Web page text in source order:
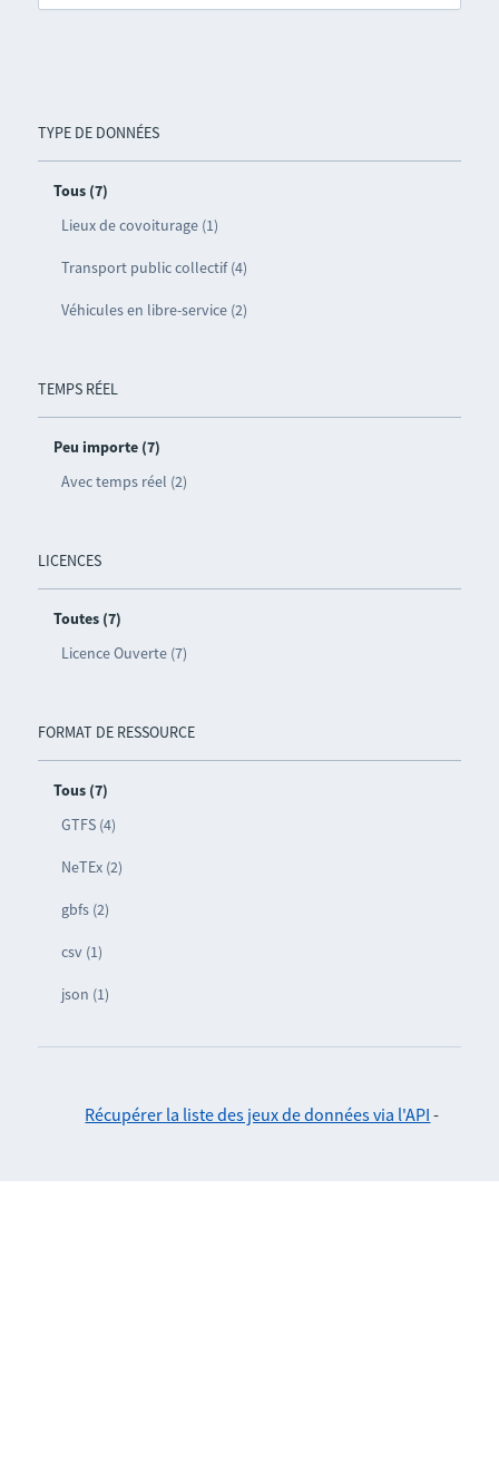
TYPE DE DONNÉES
Tous (7)
Lieux de covoiturage (1)
Transport public collectif (4)
Véhicules en libre-service (2)
TEMPS RÉEL
Peu importe (7)
Avec temps réel (2)
LICENCES
Toutes (7)
Licence Ouverte (7)
FORMAT DE RESSOURCE
Tous (7)
GTFS (4)
NeTEx (2)
gbfs (2)
csv (1)
json (1)
Récupérer la liste des jeux de données via l'API -